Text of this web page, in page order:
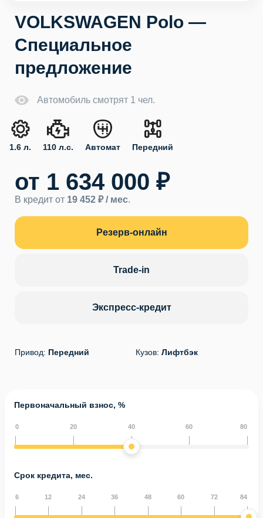
VOLKSWAGEN Polo —
Специальное
предложение
Автомобиль смотрят 1 чел.
1.6 л. 110 л.с. Автомат Передний
от 1 634 000 ₽
В кредит от 19 452 ₽ / мес.
Резерв-онлайн
Trade-in
Экспресс-кредит
Привод: Передний Кузов: Лифтбэк
Первоначальный взнос, %
0 20 40 60 80
Срок кредита, мес.
6 12 24 36 48 60 72 84